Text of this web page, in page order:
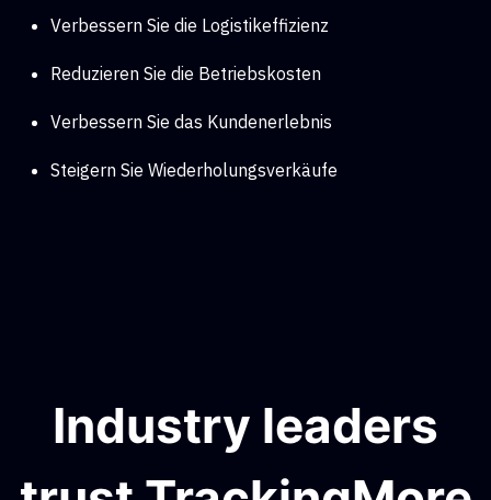
Verbessern Sie die Logistikeffizienz
Reduzieren Sie die Betriebskosten
Verbessern Sie das Kundenerlebnis
Steigern Sie Wiederholungsverkäufe
Industry leaders